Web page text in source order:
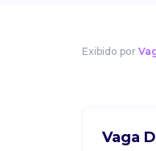
Exibido por
Vaga